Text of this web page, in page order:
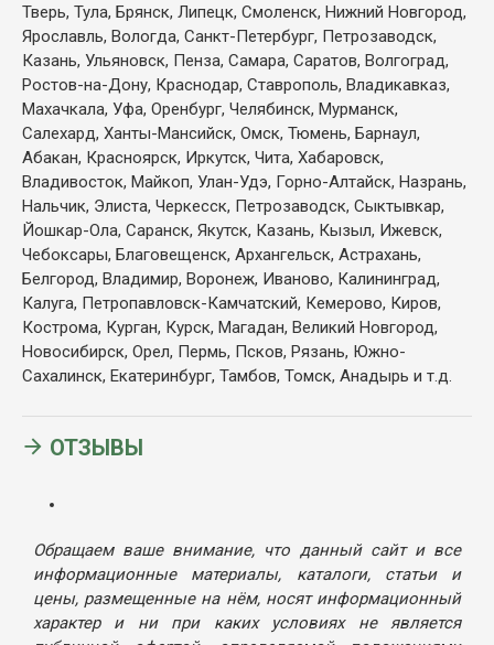
Тверь, Тула, Брянск, Липецк, Смоленск, Нижний Новгород,
Ярославль, Вологда, Санкт-Петербург, Петрозаводск,
Казань, Ульяновск, Пенза, Самара, Саратов, Волгоград,
Ростов-на-Дону, Краснодар, Ставрополь, Владикавказ,
Махачкала, Уфа, Оренбург, Челябинск, Мурманск,
Салехард, Ханты-Мансийск, Омск, Тюмень, Барнаул,
Абакан, Красноярск, Иркутск, Чита, Хабаровск,
Владивосток, Майкоп, Улан-Удэ, Горно-Алтайск, Назрань,
Нальчик, Элиста, Черкесск, Петрозаводск, Сыктывкар,
Йошкар-Ола, Саранск, Якутск, Казань, Кызыл, Ижевск,
Чебоксары, Благовещенск, Архангельск, Астрахань,
Белгород, Владимир, Воронеж, Иваново, Калининград,
Калуга, Петропавловск-Камчатский, Кемерово, Киров,
Кострома, Курган, Курск, Магадан, Великий Новгород,
Новосибирск, Орел, Пермь, Псков, Рязань, Южно-
Сахалинск, Екатеринбург, Тамбов, Томск, Анадырь и т.д.
ОТЗЫВЫ
Обращаем ваше внимание, что данный сайт и все
информационные материалы, каталоги, статьи и
цены, размещенные на нём, носят информационный
характер и ни при каких условиях не является